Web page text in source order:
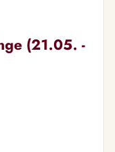
(21.05. -